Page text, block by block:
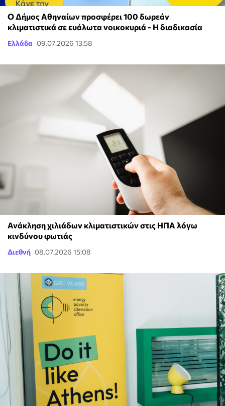
Ο Δήμος Αθηναίων προσφέρει 100 δωρεάν
κλιματιστικά σε ευάλωτα νοικοκυριά - Η διαδικασία
Ελλάδα 09.07.2026 13:58
Ανάκληση χιλιάδων κλιματιστικών στις ΗΠΑ λόγω
κινδύνου φωτιάς
Διεθνή 08.07.2026 15:08